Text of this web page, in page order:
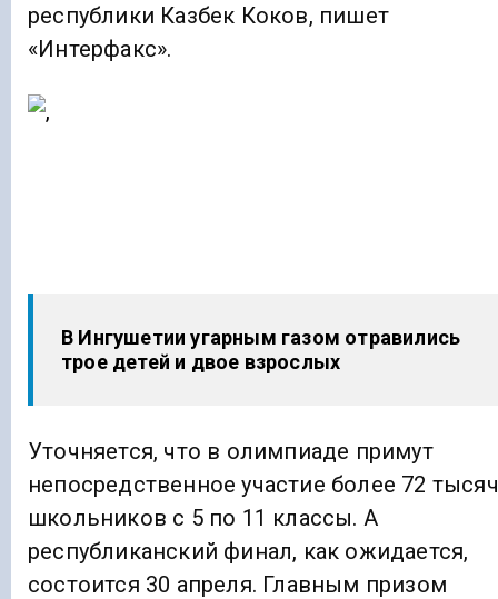
республики Казбек Коков, пишет
«Интерфакс».
В Ингушетии угарным газом отравились
трое детей и двое взрослых
Уточняется, что в олимпиаде примут
непосредственное участие более 72 тысяч
школьников с 5 по 11 классы. А
республиканский финал, как ожидается,
состоится 30 апреля. Главным призом